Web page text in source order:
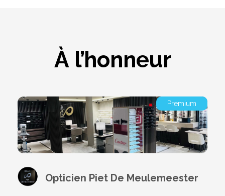
À l’honneur
Premium
Opticien Piet De Meulemeester